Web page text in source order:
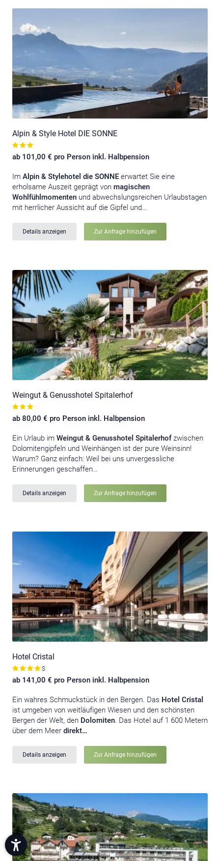
Alpin & Style Hotel DIE SONNE
ab 101,00 € pro Person inkl. Halbpension
Im Alpin & Stylehotel die SONNE erwartet Sie eine
erholsame Auszeit geprägt von magischen
Wohlfühlmomenten und abwechslungsreichen Urlaubstagen
mit herrlicher Aussicht auf die Gipfel und…
Details anzeigen Zur Anfrage hinzufügen
Weingut & Genusshotel Spitalerhof
ab 80,00 € pro Person inkl. Halbpension
Ein Urlaub im Weingut & Genusshotel Spitalerhofzwischen
Dolomitengipfeln und Weinhängen ist der pure Weinsinn!
Warum? Ganz einfach: Weil bei uns unvergessliche
Erinnerungen geschaffen…
Details anzeigen Zur Anfrage hinzufügen
Hotel Cristal
S
ab 141,00 € pro Person inkl. Halbpension
Ein wahres Schmuckstück in den Bergen. Das Hotel Cristal
ist umgeben von weitläufigen Wiesen und den schönsten
Bergen der Welt, den Dolomiten . Das Hotel auf 1 600 Metern
über dem Meer direkt…
Details anzeigen Zur Anfrage hinzufügen